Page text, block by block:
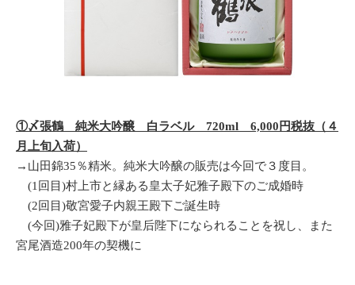
①〆張鶴 純米大吟醸 白ラベル 720ml 6,000円税抜（４
月上旬入荷）
→山田錦35％精米。純米大吟醸の販売は今回で３度目。
(1回目)村上市と縁ある皇太子妃雅子殿下のご成婚時
(2回目)敬宮愛子内親王殿下ご誕生時
(今回)雅子妃殿下が皇后陛下になられることを祝し、また
宮尾酒造200年の契機に